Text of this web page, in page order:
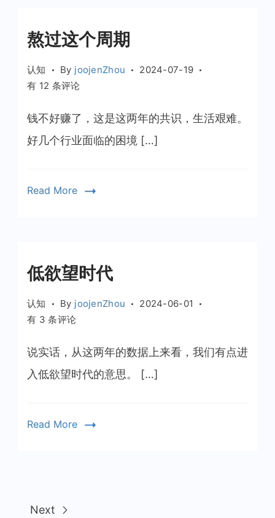
坚
一
事
开
熬过这个周期
认知 By joojenZhou
2024-07-19
熬
这
个
周
有 12 条评论
钱不好赚了，这是这两年的共识，生活艰难。
好几个行业面临的困境 […]
Read More
低欲望时代
认知 By joojenZhou
2024-06-01
低
望
时
代
有 3 条评论
说实话，从这两年的数据上来看，我们有点进
入低欲望时代的意思。 […]
Read More
Next